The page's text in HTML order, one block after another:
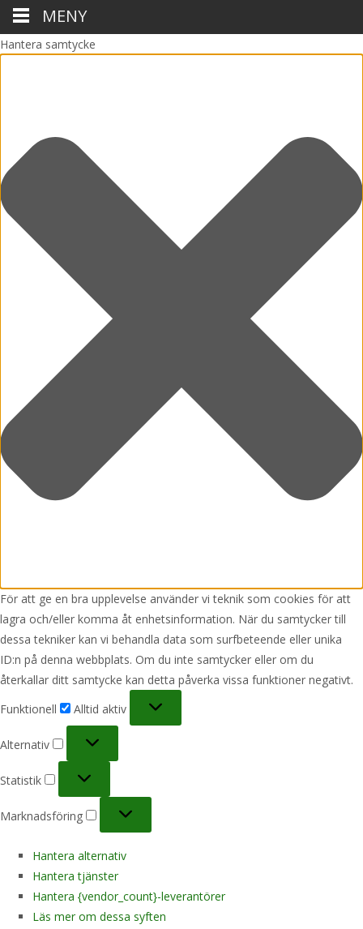
Hantera samtycke
För att ge en bra upplevelse använder vi teknik som cookies för att
lagra och/eller komma åt enhetsinformation. När du samtycker till
dessa tekniker kan vi behandla data som surfbeteende eller unika
ID:n på denna webbplats. Om du inte samtycker eller om du
återkallar ditt samtycke kan detta påverka vissa funktioner negativt.
Funktionell
Alltid aktiv
Alternativ
Statistik
Marknadsföring
Hantera alternativ
Hantera tjänster
Hantera {vendor_count}-leverantörer
Läs mer om dessa syften
MENY